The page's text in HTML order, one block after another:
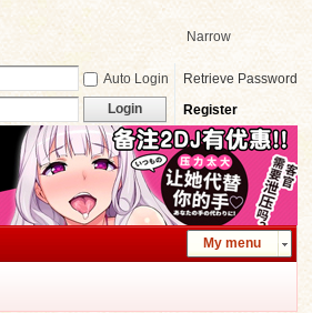
Narrow
Auto Login
Retrieve Password
Login Register
My menu